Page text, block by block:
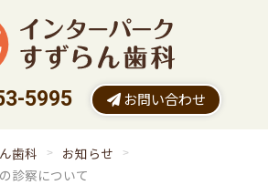
5995 お問い合わせ
歯科
お知らせ
診察について